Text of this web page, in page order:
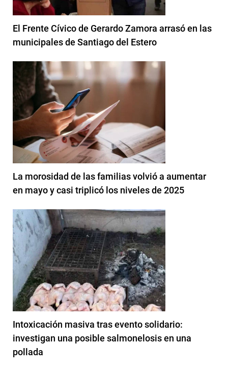
El Frente Cívico de Gerardo Zamora arrasó en las
municipales de Santiago del Estero
La morosidad de las familias volvió a aumentar
en mayo y casi triplicó los niveles de 2025
Intoxicación masiva tras evento solidario:
investigan una posible salmonelosis en una
pollada